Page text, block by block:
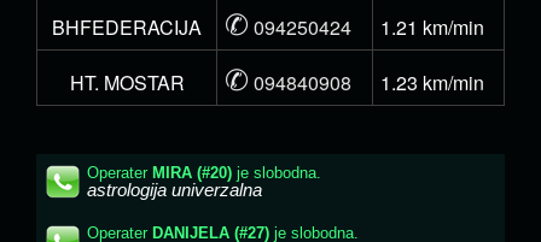
BHFEDERACIJA
✆ 094250424
1.21 km/min
HT. MOSTAR
✆ 094840908 1.23 km/min